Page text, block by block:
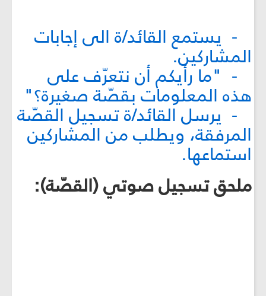
- يستمع القائد/ة الى إجابات
المشاركين.
- "ما رأيكم أن نتعرّف على
هذه المعلومات بقصّة صغيرة؟"
- يرسل القائد/ة تسجيل القصّة
المرفقة، ويطلب من المشاركين
استماعها.
ملحق تسجیل صوتي (القصّة):